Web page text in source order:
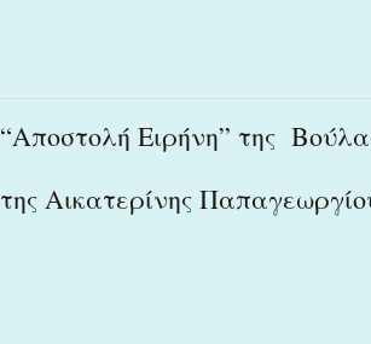
“Αποστολή Ειρήνη” της
της Αικατερίνης
“Αποστολή
της